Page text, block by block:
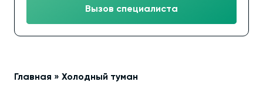
Вызов специалиста
Главная » Холодный туман